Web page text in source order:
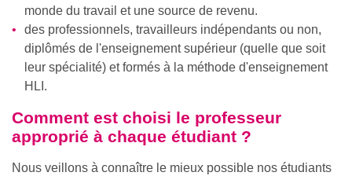
monde du travail et une source de revenu.
des professionnels, travailleurs indépendants ou non,
diplômés de l'enseignement supérieur (quelle que soit
leur spécialité) et formés à la méthode d'enseignement
HLI.
Comment est choisi le professeur
approprié à chaque étudiant ?
Nous veillons à connaître le mieux possible nos étudiants